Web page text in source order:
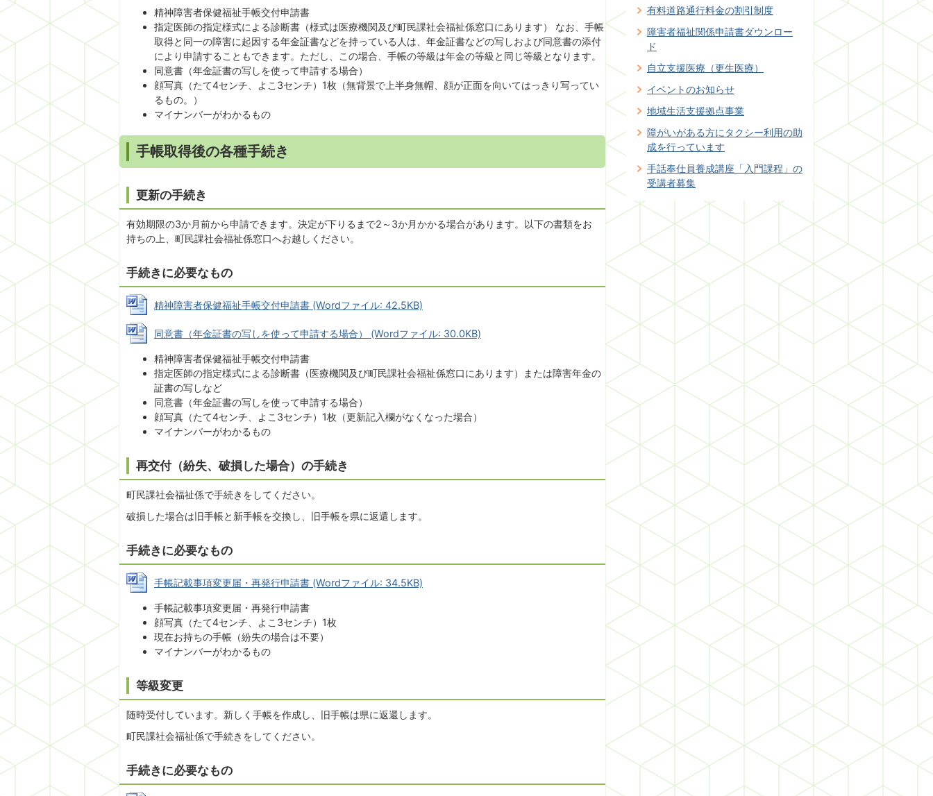
精神障害者保健福祉手帳交付申請書
指定医師の指定様式による診断書（様式は医療機関及び町民課社会福祉係窓口にあります） なお、手帳
取得と同一の障害に起因する年金証書などを持っている人は、年金証書などの写しおよび同意書の添付
により申請することもできます。ただし、この場合、手帳の等級は年金の等級と同じ等級となります。
同意書（年金証書の写しを使って申請する場合）
顔写真（たて4センチ、よこ3センチ）1枚（無背景で上半身無帽、顔が正面を向いてはっきり写ってい
るもの。）
マイナンバーがわかるもの
手帳取得後の各種手続き
更新の手続き
有効期限の3か月前から申請できます。決定が下りるまで2～3か月かかる場合があります。以下の書類をお
持ちの上、町民課社会福祉係窓口へお越しください。
手続きに必要なもの
精神障害者保健福祉手帳交付申請書 (Wordファイル: 42.5KB)
同意書（年金証書の写しを使って申請する場合） (Wordファイル: 30.0KB)
精神障害者保健福祉手帳交付申請書
指定医師の指定様式による診断書（医療機関及び町民課社会福祉係窓口にあります）または障害年金の
証書の写しなど
同意書（年金証書の写しを使って申請する場合）
顔写真（たて4センチ、よこ3センチ）1枚（更新記入欄がなくなった場合）
マイナンバーがわかるもの
再交付（紛失、破損した場合）の手続き
町民課社会福祉係で手続きをしてください。
破損した場合は旧手帳と新手帳を交換し、旧手帳を県に返還します。
手続きに必要なもの
手帳記載事項変更届・再発行申請書 (Wordファイル: 34.5KB)
手帳記載事項変更届・再発行申請書
顔写真（たて4センチ、よこ3センチ）1枚
現在お持ちの手帳（紛失の場合は不要）
マイナンバーがわかるもの
等級変更
随時受付しています。新しく手帳を作成し、旧手帳は県に返還します。
町民課社会福祉係で手続きをしてください。
手続きに必要なもの
有料道路通行料金の割引制度
障害者福祉関係申請書ダウンロー
ド
自立支援医療（更生医療）
イベントのお知らせ
地域生活支援拠点事業
障がいがある方にタクシー利用の助
成を行っています
手話奉仕員養成講座「入門課程」の
受講者募集